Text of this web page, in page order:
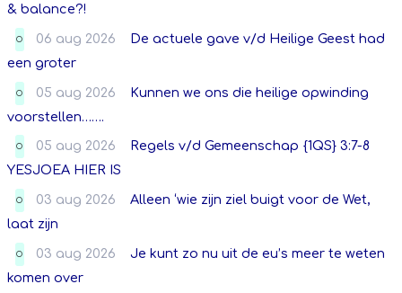
& balance?!
O 06 aug 2026
De actuele gave v/d Heilige Geest had
een groter
O 05 aug 2026
Kunnen we ons die heilige opwinding
voorstellen…….
O 05 aug 2026
Regels v/d Gemeenschap {1QS} 3:7-8
YESJOEA HIER IS
O 03 aug 2026
Alleen ‘wie zijn ziel buigt voor de Wet,
laat zijn
O 03 aug 2026
Je kunt zo nu uit de eu’s meer te weten
komen over